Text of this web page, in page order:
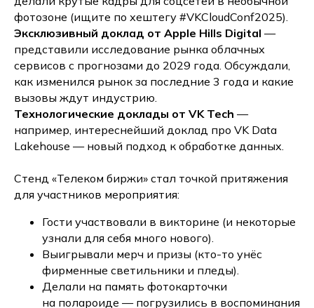
фотозоне (ищите по хештегу #VKCloudConf2025).
Эксклюзивный доклад от Apple Hills Digital —
представили исследование рынка облачных
сервисов с прогнозами до 2029 года. Обсуждали,
как изменился рынок за последние 3 года и какие
вызовы ждут индустрию.
Технологические доклады от VK Tech —
например, интереснейший доклад про VK Data
Lakehouse — новый подход к обработке данных.
Стенд «Телеком биржи» стал точкой притяжения
для участников мероприятия:
Гости участвовали в викторине (и некоторые
узнали для себя много нового).
Выигрывали мерч и призы (кто-то унёс
фирменные светильники и пледы).
Делали на память фотокарточки
на полароиде — погрузились в воспоминания